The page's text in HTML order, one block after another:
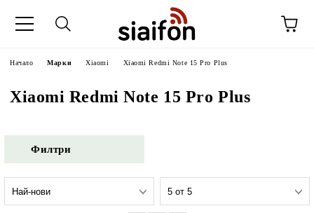
Начало Марки Xiaomi Xiaomi Redmi Note 15 Pro Plus
Xiaomi Redmi Note 15 Pro Plus
Филтри